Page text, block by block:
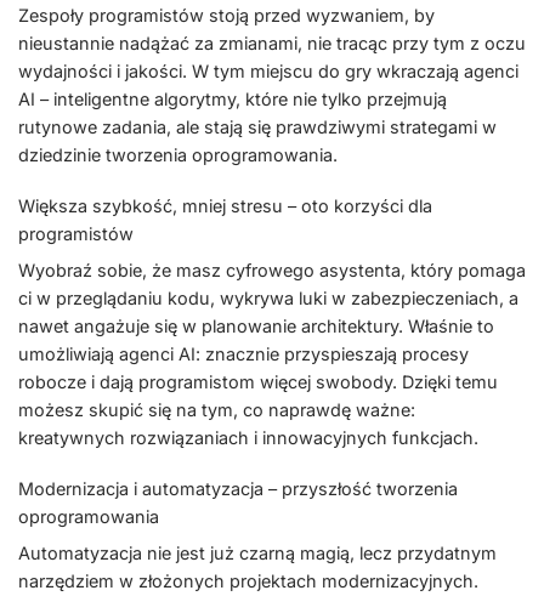
Zespoły programistów stoją przed wyzwaniem, by
nieustannie nadążać za zmianami, nie tracąc przy tym z oczu
wydajności i jakości. W tym miejscu do gry wkraczają agenci
AI – inteligentne algorytmy, które nie tylko przejmują
rutynowe zadania, ale stają się prawdziwymi strategami w
dziedzinie tworzenia oprogramowania.
Większa szybkość, mniej stresu – oto korzyści dla
programistów
Wyobraź sobie, że masz cyfrowego asystenta, który pomaga
ci w przeglądaniu kodu, wykrywa luki w zabezpieczeniach, a
nawet angażuje się w planowanie architektury. Właśnie to
umożliwiają agenci AI: znacznie przyspieszają procesy
robocze i dają programistom więcej swobody. Dzięki temu
możesz skupić się na tym, co naprawdę ważne:
kreatywnych rozwiązaniach i innowacyjnych funkcjach.
Modernizacja i automatyzacja – przyszłość tworzenia
oprogramowania
Automatyzacja nie jest już czarną magią, lecz przydatnym
narzędziem w złożonych projektach modernizacyjnych.